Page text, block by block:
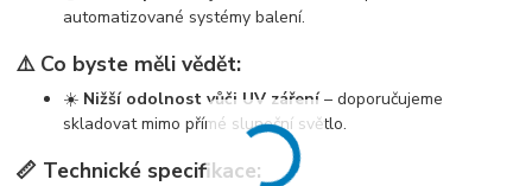
automatizované systémy balení.
⚠️ Co byste měli vědět:
☀️ Nižší odolnost vůči UV záření– doporučujeme
skladovat mimo přímé sluneční světlo.
📏 Technické specifikace: